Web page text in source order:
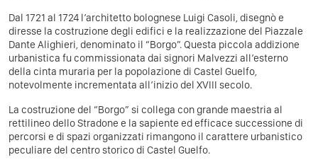
Dal 1721 al 1724 l’architetto bolognese Luigi Casoli, disegnò e
diresse la costruzione degli edifici e la realizzazione del Piazzale
Dante Alighieri, denominato il “Borgo”. Questa piccola addizione
urbanistica fu commissionata dai signori Malvezzi all’esterno
della cinta muraria per la popolazione di Castel Guelfo,
notevolmente incrementata all’inizio del XVIII secolo.
La costruzione del “Borgo” si collega con grande maestria al
rettilineo dello Stradone e la sapiente ed efficace successione di
percorsi e di spazi organizzati rimangono il carattere urbanistico
peculiare del centro storico di Castel Guelfo.